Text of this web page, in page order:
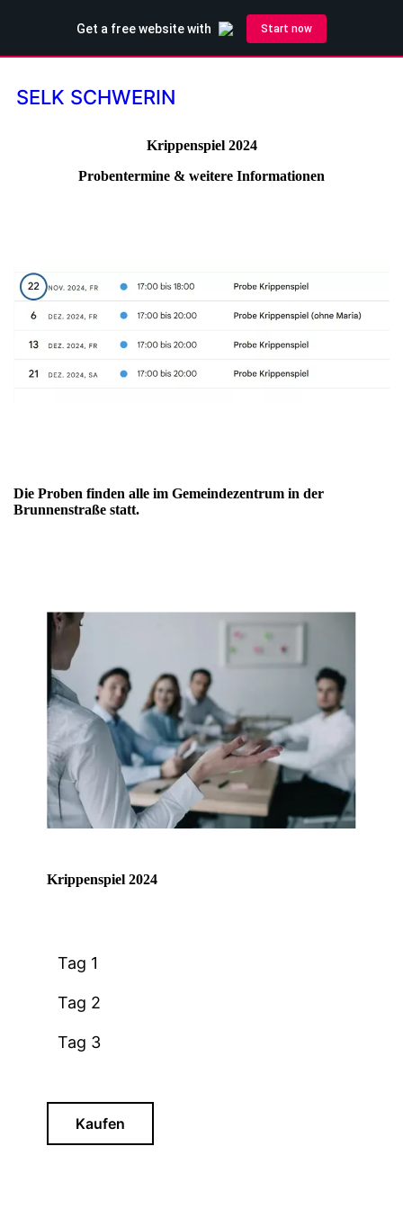
SELK SCHWERIN
Krippenspiel 2024
Probentermine & weitere Informationen
Die Proben finden alle im Gemeindezentrum in der
Brunnenstraße statt.
Krippenspiel 2024
Tag 1
Tag 2
Tag 3
Kaufen